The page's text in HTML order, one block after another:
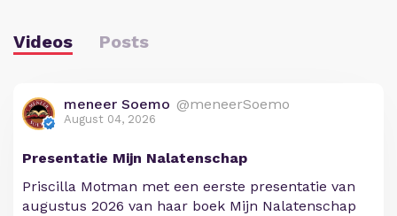
Videos Posts
meneer Soemo @meneerSoemo
August 04, 2026
Presentatie Mijn Nalatenschap
Priscilla Motman met een eerste presentatie van
augustus 2026 van haar boek Mijn Nalatenschap